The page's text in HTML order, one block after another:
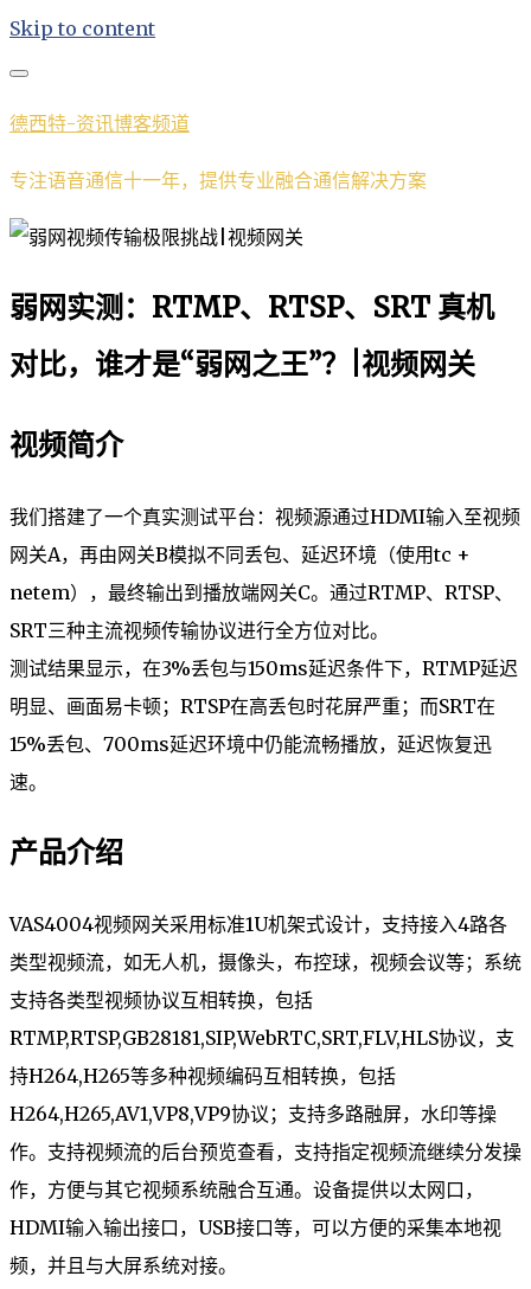
Skip to content
德西特-资讯博客频道
专注语音通信十一年，提供专业融合通信解决方案
弱网实测：RTMP、RTSP、SRT 真机
对比，谁才是“弱网之王”？|视频网关
视频简介
我们搭建了一个真实测试平台：视频源通过HDMI输入至视频
网关A，再由网关B模拟不同丢包、延迟环境（使用tc +
netem），最终输出到播放端网关C。通过RTMP、RTSP、
SRT三种主流视频传输协议进行全方位对比。
测试结果显示，在3%丢包与150ms延迟条件下，RTMP延迟
明显、画面易卡顿；RTSP在高丢包时花屏严重；而SRT在
15%丢包、700ms延迟环境中仍能流畅播放，延迟恢复迅
速。
产品介绍
VAS4004视频网关采用标准1U机架式设计，支持接入4路各
类型视频流，如无人机，摄像头，布控球，视频会议等；系统
支持各类型视频协议互相转换，包括
RTMP,RTSP,GB28181,SIP,WebRTC,SRT,FLV,HLS协议，支
持H264,H265等多种视频编码互相转换，包括
H264,H265,AV1,VP8,VP9协议；支持多路融屏，水印等操
作。支持视频流的后台预览查看，支持指定视频流继续分发操
作，方便与其它视频系统融合互通。设备提供以太网口，
HDMI输入输出接口，USB接口等，可以方便的采集本地视
频，并且与大屏系统对接。